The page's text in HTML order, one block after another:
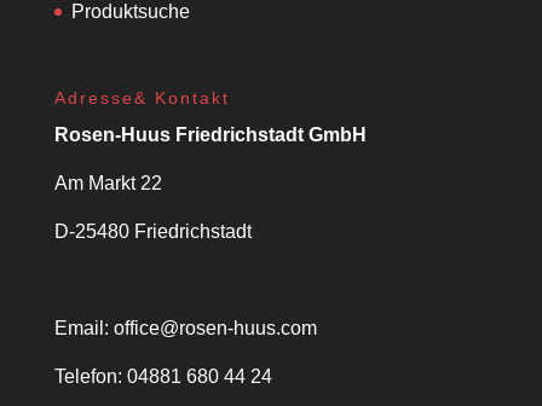
Produktsuche
Adresse& Kontakt
Rosen-Huus Friedrichstadt GmbH
Am Markt 22
D-25480 Friedrichstadt
Email: office@rosen-huus.com
Telefon: 04881 680 44 24